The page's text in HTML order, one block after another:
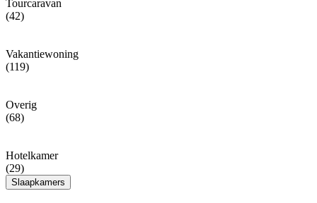
Tourcaravan
(42)
Vakantiewoning
(119)
Overig
(68)
Hotelkamer
(29)
Slaapkamers